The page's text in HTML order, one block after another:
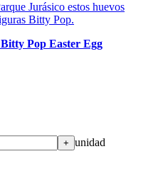
Jurásico estos huevos
Bitty Pop.
Pop Easter Egg
+ unidad